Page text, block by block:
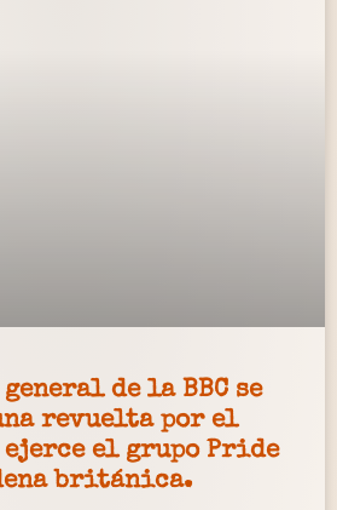
de la BBC se
revuelta por el
el grupo Pride
británica.